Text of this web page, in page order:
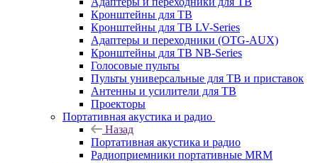
Кронштейны для ТВ
Кронштейны для ТВ LV-Series
Адаптеры и переходники (OTG-AUX)
Кронштейны для ТВ NB-Series
Голосовые пульты
Пульты универсальные для ТВ и приставок
Антенны и усилители для ТВ
Проекторы
Портативная акустика и радио
Назад
Портативная акустика и радио
Радиоприемники портативные MRM